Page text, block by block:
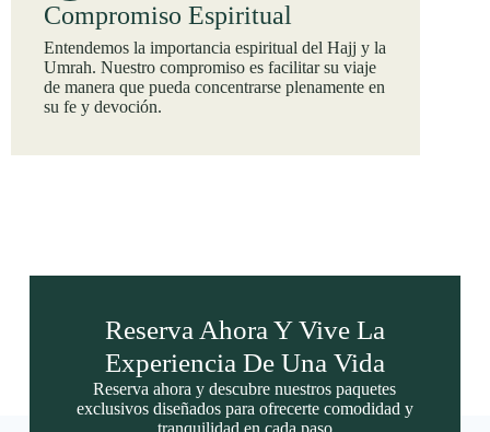
Compromiso Espiritual
Entendemos la importancia espiritual del Hajj y la
Umrah. Nuestro compromiso es facilitar su viaje
de manera que pueda concentrarse plenamente en
su fe y devoción.
Reserva Ahora Y Vive La
Experiencia De Una Vida
Reserva ahora y descubre nuestros paquetes
exclusivos diseñados para ofrecerte comodidad y
tranquilidad en cada paso